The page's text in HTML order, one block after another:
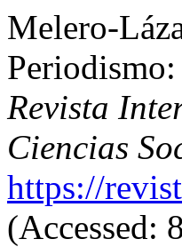
Melero-
Revista
Ciencias
https://
(Accessed: